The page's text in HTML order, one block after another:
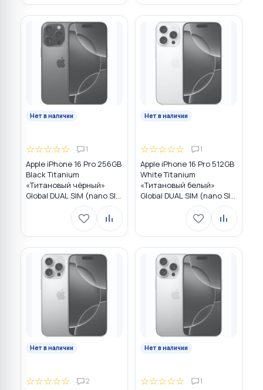
Нет в наличии
☆☆☆☆☆ 1
Apple iPhone 16 Pro 256GB
Black Titanium
«Титановый чёрный»
Global DUAL SIM (nano SIM
Нет в наличии
☆☆☆☆☆ 1
Apple iPhone 16 Pro 512GB
White Titanium
«Титановый белый»
Global DUAL SIM (nano SIM
Нет в наличии
☆☆☆☆☆ 2
Нет в наличии
☆☆☆☆☆ 1